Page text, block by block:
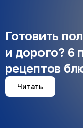
Готовить
и дорого? 6
рецептов
Читать